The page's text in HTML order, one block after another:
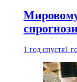
1 год спустя1